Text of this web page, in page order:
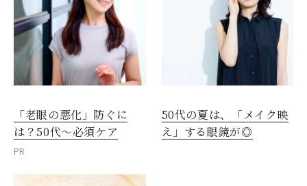
「老眼の悪化」防ぐに
は？50代～必須ケア
PR
50代の夏は、「メイク映
え」する眼鏡が◎